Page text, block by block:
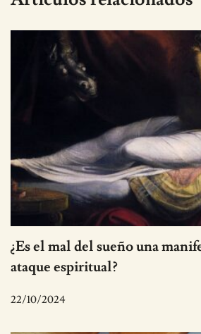
¿Es el mal del sueño una
ataque espiritual?
22/10/2024